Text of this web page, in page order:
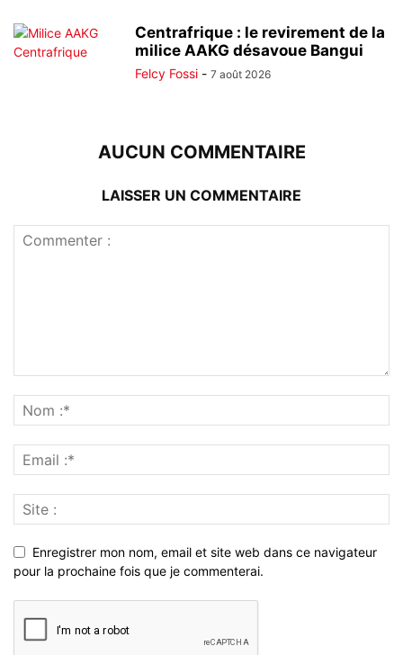
Centrafrique : le revirement de la
milice AAKG désavoue Bangui
Felcy Fossi - 7 août 2026
AUCUN COMMENTAIRE
LAISSER UN COMMENTAIRE
Enregistrer mon nom, email et site web dans ce navigateur
pour la prochaine fois que je commenterai.